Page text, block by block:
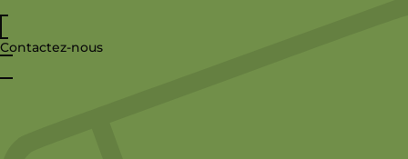
Contactez-nous